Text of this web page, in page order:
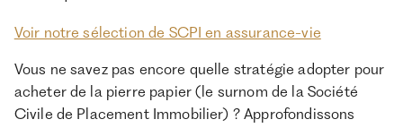
Voir notre sélection de SCPI en assurance-vie
Vous ne savez pas encore quelle stratégie adopter pour
acheter de la pierre papier (le surnom de la Société
Civile de Placement Immobilier) ? Approfondissons